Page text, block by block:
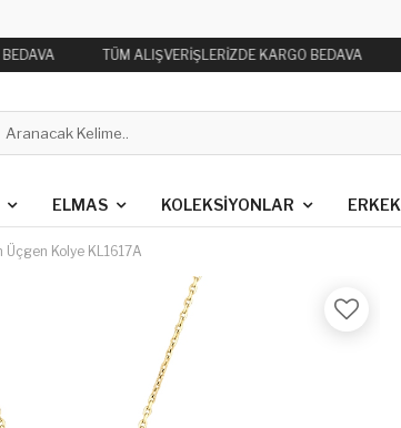
TÜM ALIŞVERİŞLERİZDE KARGO BEDAVA
ELMAS KOLEKSIYONLAR ERKEK
Üçgen Kolye KL1617A